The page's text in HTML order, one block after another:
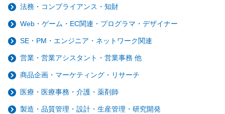
法務・コンプライアンス・知財
Web・ゲーム・EC関連・プログラマ・デザイナー
SE・PM・エンジニア・ネットワーク関連
営業・営業アシスタント・営業事務 他
商品企画・マーケティング・リサーチ
医療・医療事務・介護・薬剤師
製造・品質管理・設計・生産管理・研究開発